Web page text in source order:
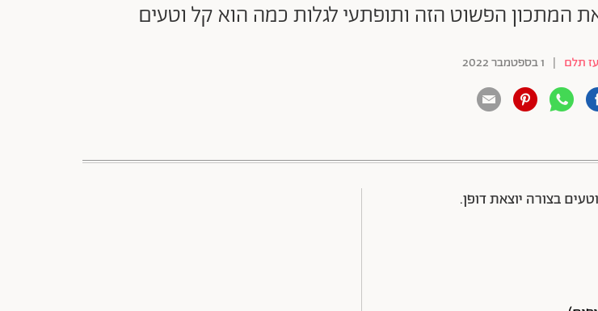
המתכון הפשוט הזה ותופתעי לגלות כמה הוא קל וטעים
עז תלם | 1 בספטמבר 2022
בצורה יוצאת דופן.